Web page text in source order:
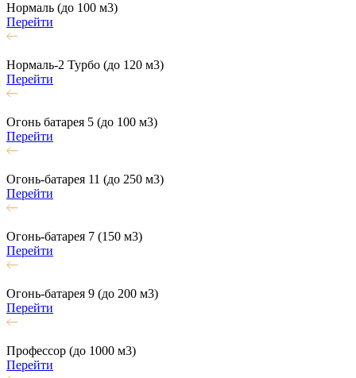
Нормаль (до 100 м3)
Перейти
Нормаль-2 Турбо (до 120 м3)
Перейти
Огонь батарея 5 (до 100 м3)
Перейти
Огонь-батарея 11 (до 250 м3)
Перейти
Огонь-батарея 7 (150 м3)
Перейти
Огонь-батарея 9 (до 200 м3)
Перейти
Профессор (до 1000 м3)
Перейти